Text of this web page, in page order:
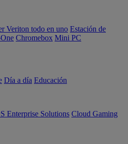
Veriton todo en uno Estación de
Chromebox Mini PC
Día a día Educación
Enterprise Solutions Cloud Gaming